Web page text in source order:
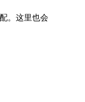
。这里也会